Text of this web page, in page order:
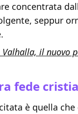
concentrata
seppur
Valhalla, il nuovo
fede
è quella